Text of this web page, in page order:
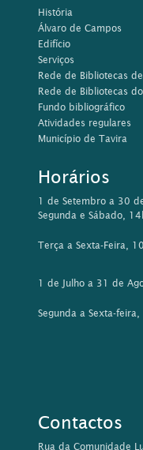
História
Álvaro de Campos
Edifício
Serviços
Rede de Bibliotecas
Rede de Bibliotecas
Fundo bibliográfico
Atividades regulares
Município de Tavira
Horários
1 de Setembro a 30
Segunda e Sábado,
Terça a Sexta-Feira,
1 de Julho a 31 de
Segunda a Sexta-
Contactos
Rua da Comunidade